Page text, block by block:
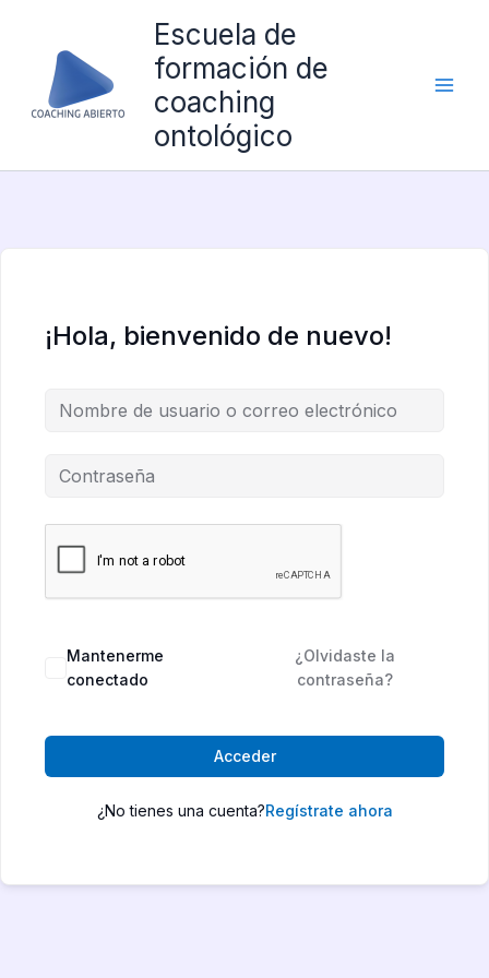
contenido
Escuela de
formación de
coaching
ontológico
¡Hola, bienvenido de nuevo!
Mantenerme
conectado
¿Olvidaste la
contraseña?
Acceder
¿No tienes una cuenta?Regístrate ahora